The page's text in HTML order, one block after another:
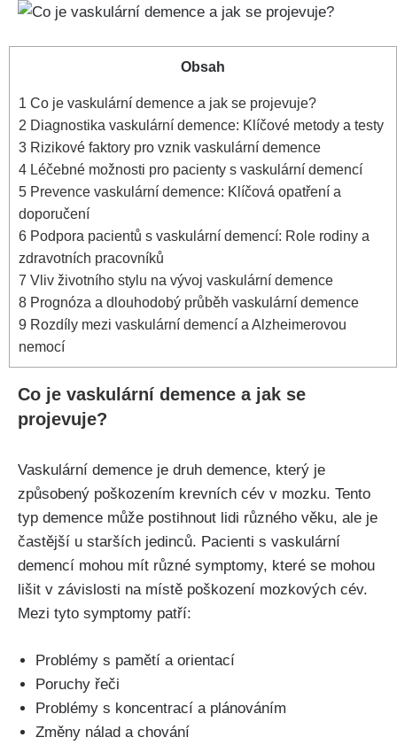
Obsah
1 Co je vaskulární demence a jak se projevuje?
2 Diagnostika vaskulární demence: Klíčové metody a testy
3 Rizikové faktory pro vznik vaskulární demence
4 Léčebné možnosti pro pacienty s vaskulární demencí
5 Prevence vaskulární demence: Klíčová opatření a
doporučení
6 Podpora pacientů s vaskulární demencí: Role rodiny a
zdravotních pracovníků
7 Vliv životního stylu na vývoj vaskulární demence
8 Prognóza a dlouhodobý průběh vaskulární demence
9 Rozdíly mezi vaskulární demencí a Alzheimerovou
nemocí
Co je vaskulární demence a jak se
projevuje?
Vaskulární demence je druh demence, který je
způsobený poškozením krevních cév v mozku. Tento
typ demence může postihnout lidi různého věku, ale je
častější u starších jedinců. Pacienti s vaskulární
demencí mohou mít různé symptomy, které se mohou
lišit v závislosti na místě poškození mozkových cév.
Mezi tyto symptomy patří:
Problémy s pamětí a orientací
Poruchy řeči
Problémy s koncentrací a plánováním
Změny nálad a chování